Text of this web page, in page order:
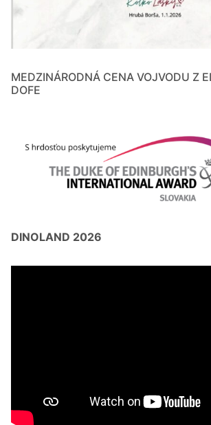
MEDZINÁRODNÁ CENA VOJVODU Z
DOFE
DINOLAND 2026